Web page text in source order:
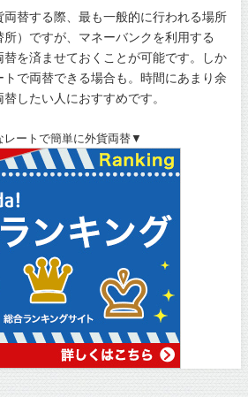
両替する際、最も一般的に行われる場所
）ですが、マネーバンクを利用する
替を済ませておくことが可能です。しか
トで両替できる場合も。時間にあまり余
したい人におすすめです。
ートで簡単に外貨両替▼